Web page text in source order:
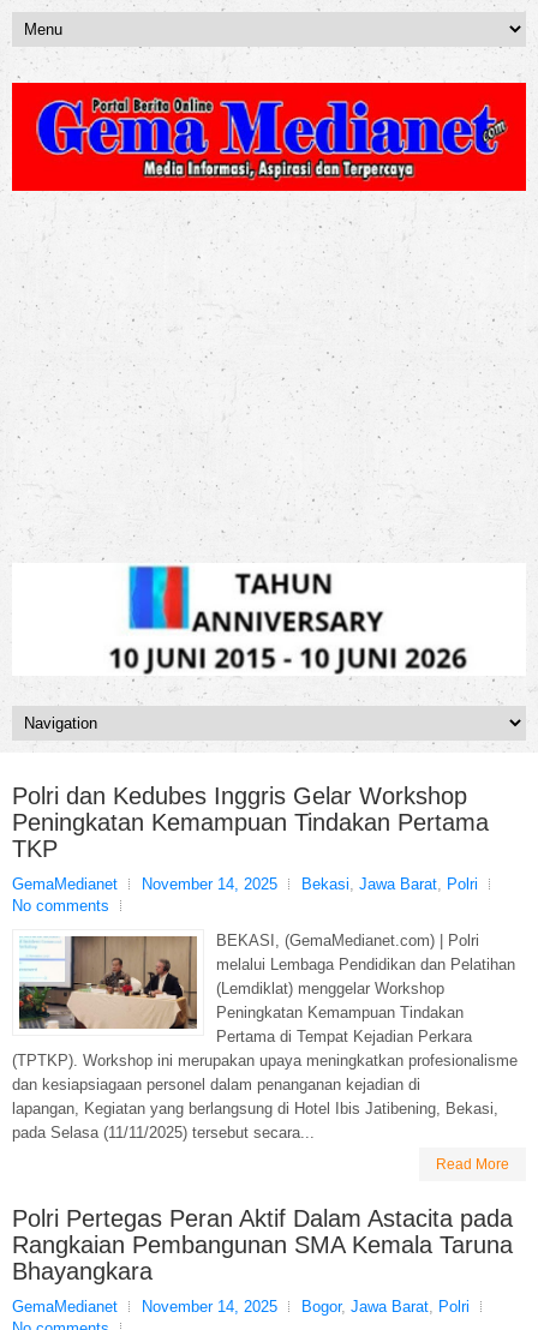
Polri dan Kedubes Inggris Gelar Workshop
Peningkatan Kemampuan Tindakan Pertama
TKP
GemaMedianet November 14, 2025 Bekasi, Jawa Barat, Polri
No comments
BEKASI, (GemaMedianet.com) | Polri
melalui Lembaga Pendidikan dan Pelatihan
(Lemdiklat) menggelar Workshop
Peningkatan Kemampuan Tindakan
Pertama di Tempat Kejadian Perkara
(TPTKP). Workshop ini merupakan upaya meningkatkan profesionalisme
dan kesiapsiagaan personel dalam penanganan kejadian di
lapangan, Kegiatan yang berlangsung di Hotel Ibis Jatibening, Bekasi,
pada Selasa (11/11/2025) tersebut secara...
Read More
Polri Pertegas Peran Aktif Dalam Astacita pada
Rangkaian Pembangunan SMA Kemala Taruna
Bhayangkara
GemaMedianet November 14, 2025 Bogor, Jawa Barat, Polri